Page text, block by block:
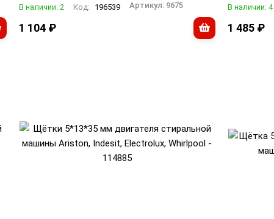
В наличии: 2 Код: 196539 Артикул: 9675
1 104 ₽
В наличии: 4
1 485 ₽